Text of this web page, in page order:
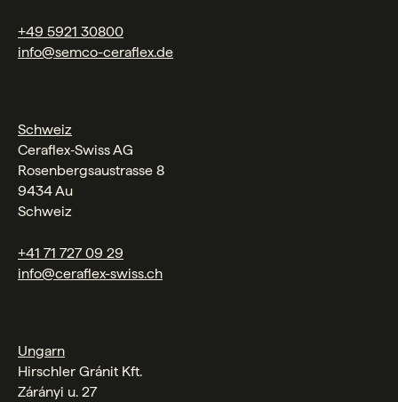
+49 5921 30800
info@semco-ceraflex.de
Schweiz
Ceraflex‑Swiss AG
Rosenbergsaustrasse 8
9434 Au
Schweiz
+41 71 727 09 29
info@ceraflex-swiss.ch
Ungarn
Hirschler Gránit Kft.
Zárányi u. 27